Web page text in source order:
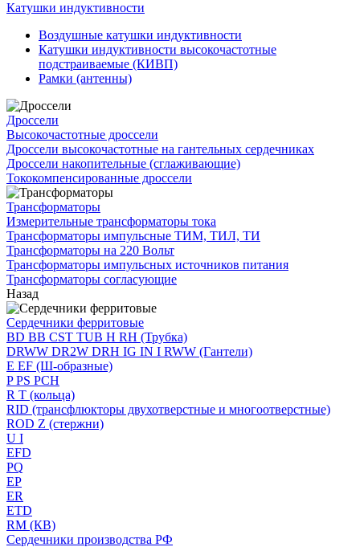
Катушки индуктивности
Воздушные катушки индуктивности
Катушки индуктивности высокочастотные
подстраиваемые (КИВП)
Рамки (антенны)
Дроссели
Высокочастотные дроссели
Дроссели высокочастотные на гантельных сердечниках
Дроссели накопительные (сглаживающие)
Тококомпенсированные дроссели
Трансформаторы
Измерительные трансформаторы тока
Трансформаторы импульсные ТИМ, ТИЛ, ТИ
Трансформаторы на 220 Вольт
Трансформаторы импульсных источников питания
Трансформаторы согласующие
Назад
Сердечники ферритовые
BD BB CST TUB H RH (Трубка)
DRWW DR2W DRH IG IN I RWW (Гантели)
E EF (Ш-образные)
P PS PCH
R T (кольца)
RID (трансфлюкторы двухотверстные и многоотверстные)
ROD Z (стержни)
U I
EFD
PQ
EP
ER
ETD
RM (КВ)
Сердечники производства РФ